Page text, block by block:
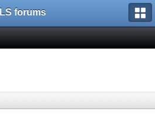
LS forums